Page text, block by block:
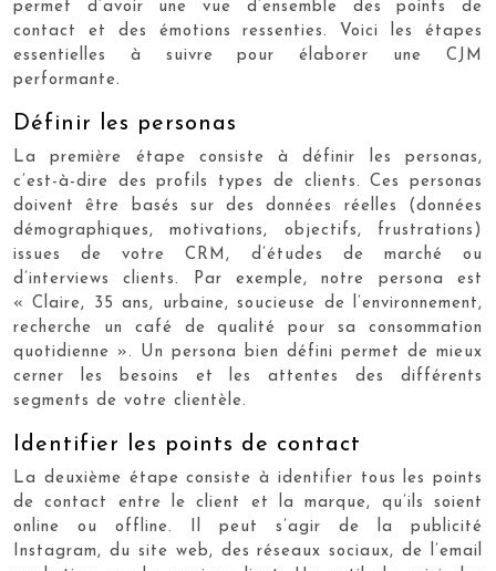
permet d’avoir une vue d’ensemble des points de
contact et des émotions ressenties. Voici les étapes
essentielles à suivre pour élaborer une CJM
performante.
Définir les personas
La première étape consiste à définir les personas,
c’est-à-dire des profils types de clients. Ces personas
doivent être basés sur des données réelles (données
démographiques, motivations, objectifs, frustrations)
issues de votre CRM, d’études de marché ou
d’interviews clients. Par exemple, notre persona est
« Claire, 35 ans, urbaine, soucieuse de l’environnement,
recherche un café de qualité pour sa consommation
quotidienne ». Un persona bien défini permet de mieux
cerner les besoins et les attentes des différents
segments de votre clientèle.
Identifier les points de contact
La deuxième étape consiste à identifier tous les points
de contact entre le client et la marque, qu’ils soient
online ou offline. Il peut s’agir de la publicité
Instagram, du site web, des réseaux sociaux, de l’email